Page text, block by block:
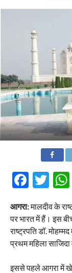
आगरा:मालदीव के
पर भारत में हैं। इस
राष्ट्रपति डॉ.
प्रथम महिला
इससे पहले आगरा में